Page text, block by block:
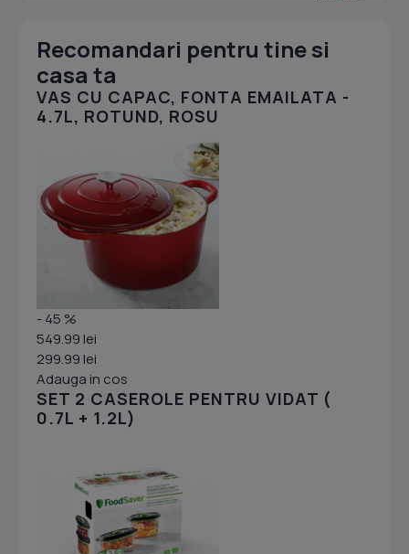
Recomandari pentru tine si
casa ta
VAS CU CAPAC, FONTA EMAILATA -
4.7L, ROTUND, ROSU
- 45 %
549.99 lei
299.99 lei
Adauga in cos
SET 2 CASEROLE PENTRU VIDAT (
0.7L + 1.2L)